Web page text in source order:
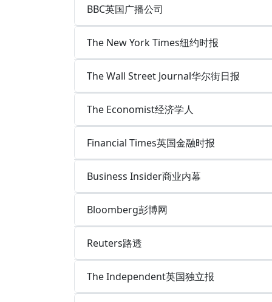
BBC英国广播公司
The New York Times纽约时报
The Wall Street Journal华尔街日报
The Economist经济学人
Financial Times英国金融时报
Business Insider商业内幕
Bloomberg彭博网
Reuters路透
The Independent英国独立报